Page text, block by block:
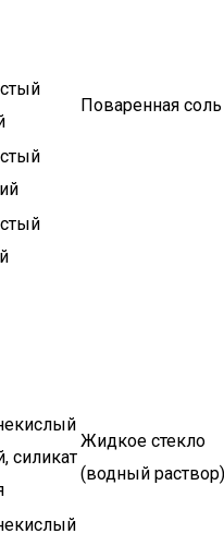
Поваренная соль
силикат
Жидкое стекло
(водный раствор)